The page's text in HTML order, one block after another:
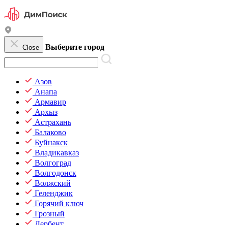
Close Выберите город
Азов
Анапа
Армавир
Архыз
Астрахань
Балаково
Буйнакск
Владикавказ
Волгоград
Волгодонск
Волжский
Геленджик
Горячий ключ
Грозный